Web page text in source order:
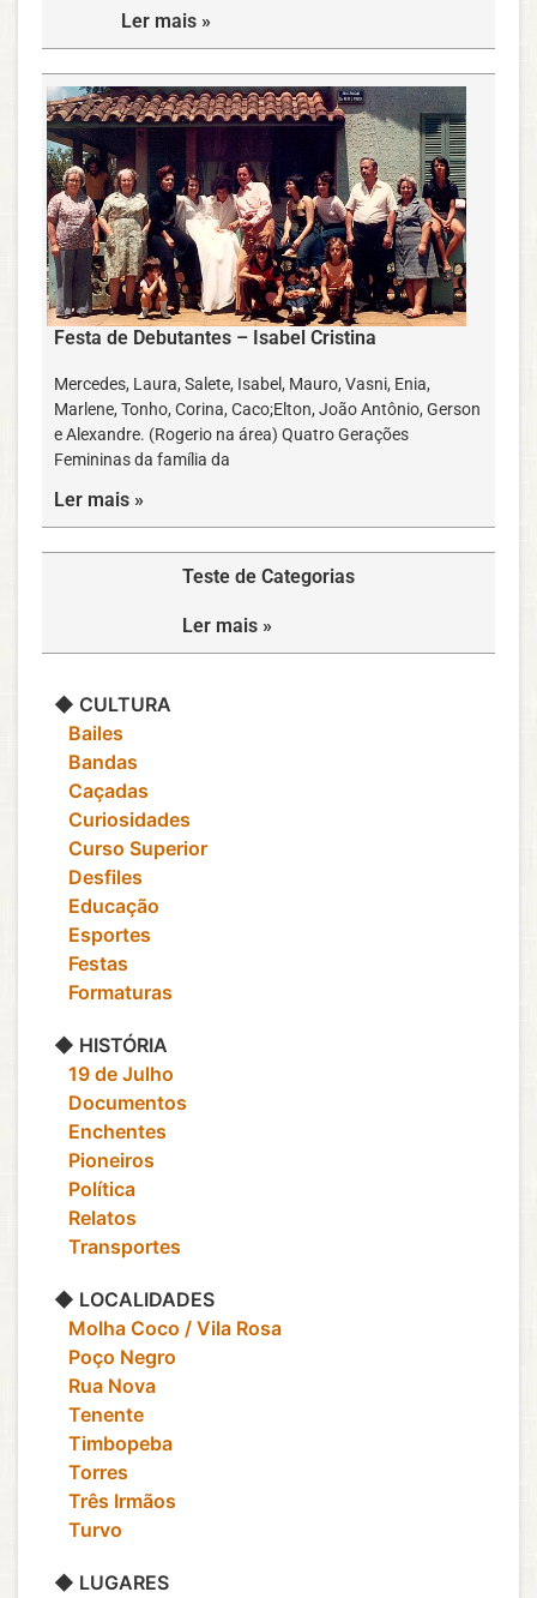
Ler mais »
Festa de Debutantes – Isabel Cristina
Mercedes, Laura, Salete, Isabel, Mauro, Vasni, Enia,
Marlene, Tonho, Corina, Caco;Elton, João Antônio, Gerson
e Alexandre. (Rogerio na área) Quatro Gerações
Femininas da família da
Ler mais »
Teste de Categorias
Ler mais »
◆ CULTURA
‎ ‎ ‎ Bailes
‎ ‎ ‎ Bandas
‎ ‎ ‎ Caçadas
‎ ‎ ‎ Curiosidades
‎ ‎ ‎ Curso Superior
‎ ‎ ‎ Desfiles
‎ ‎ ‎ Educação
‎ ‎ ‎ Esportes
‎ ‎ ‎ Festas
‎ ‎ ‎ Formaturas
◆ HISTÓRIA
‎ ‎ ‎ 19 de Julho
‎ ‎ ‎ Documentos
‎ ‎ ‎ Enchentes
‎ ‎ ‎ Pioneiros
‎ ‎ ‎ Política
‎ ‎ ‎ Relatos
‎ ‎ ‎ Transportes
◆ LOCALIDADES
‎ ‎ ‎ Molha Coco / Vila Rosa
‎ ‎ ‎ Poço Negro
‎ ‎ ‎ Rua Nova
‎ ‎ ‎ Tenente
‎ ‎ ‎ Timbopeba
‎ ‎ ‎ Torres
‎ ‎ ‎ Três Irmãos
‎ ‎ ‎ Turvo
◆ LUGARES